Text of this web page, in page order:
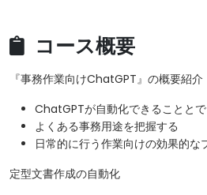
コース概要
『事務作業向けChatGPT』の概要紹介
ChatGPTが自動化できることと
よくある事務用途を把握する
日常的に行う作業向けの効果的
定型文書作成の自動化